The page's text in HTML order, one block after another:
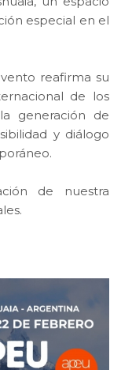
especial en el
reafirma su
de los
generación de
y diálogo
de nuestra